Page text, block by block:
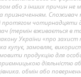
або з інших причин
призначенням. Споживач
протягом чотирнадцяти
(термін вживається в
України «про захист
купує, замовляє,
продукцію для
діяльністю
обмін або